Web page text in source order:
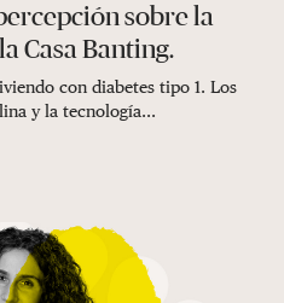
sobre la
Casa Banting.
con diabetes tipo 1. Los
y la tecnología...